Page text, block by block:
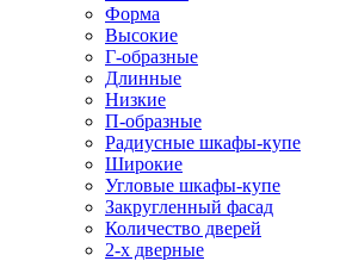
Форма
Высокие
Г-образные
Длинные
Низкие
П-образные
Радиусные шкафы-купе
Широкие
Угловые шкафы-купе
Закругленный фасад
Количество дверей
2-х дверные